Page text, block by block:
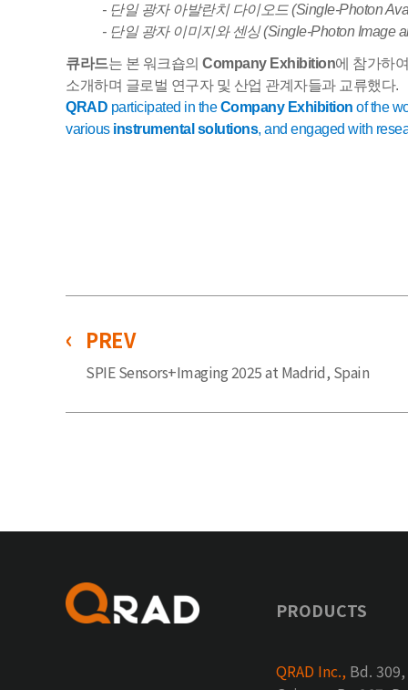
- 단일 광자 아발란치 다이오드(Single-Photon
- 단일 광자 이미지와 센싱(Single-Photon Image
큐라드는 본 워크숍의 Company Exhibition에 참가하여
소개하며 글로벌 연구자 및 산업 관계자들과 교류했다.
QRAD participated in theCompany Exhibition of the
various instrumental solutions, and engaged with
PREV
SPIE Sensors+Imaging 2025 at Madrid, Spain
PRODUCTS
QRAD Inc.,Bd.